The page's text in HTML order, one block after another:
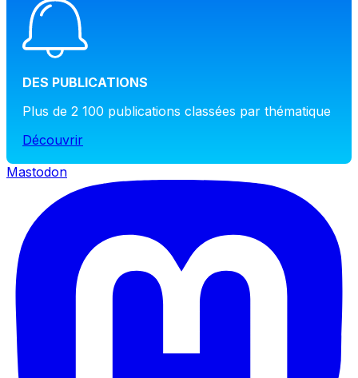
DES PUBLICATIONS
Plus de 2 100 publications classées par thématique
Découvrir
Mastodon